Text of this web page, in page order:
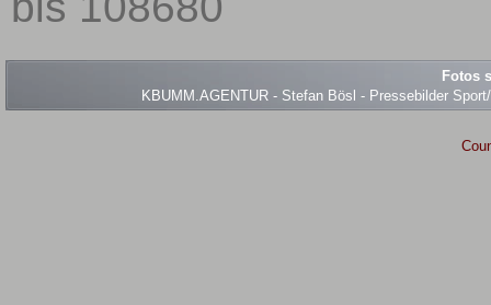
Fotos
KBUMM.AGENTUR - Stefan Bösl - Pressebilder